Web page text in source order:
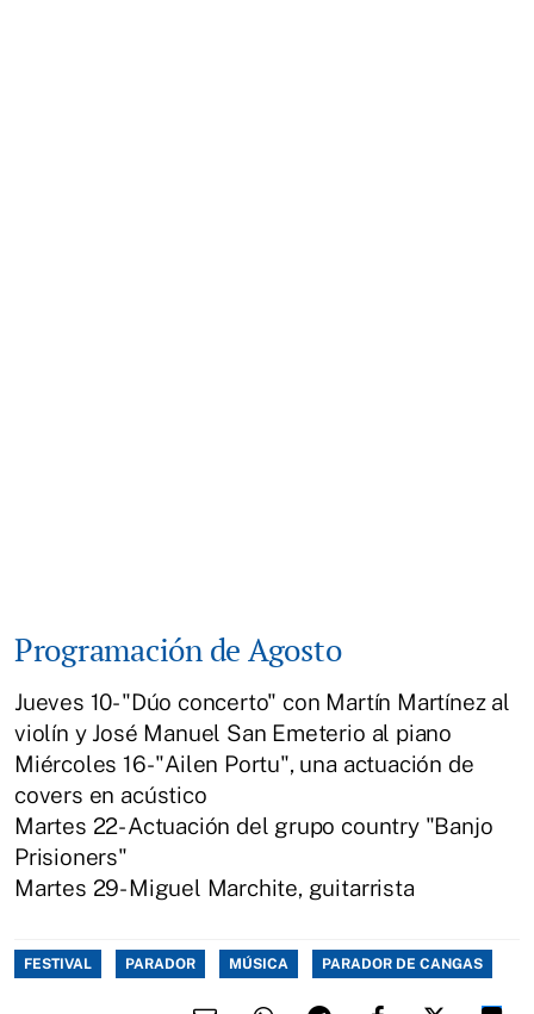
Programación de Agosto
Jueves 10- "Dúo concerto" con Martín Martínez al
violín y José Manuel San Emeterio al piano
Miércoles 16- "Ailen Portu", una actuación de
covers en acústico
Martes 22- Actuación del grupo country "Banjo
Prisioners"
Martes 29- Miguel Marchite, guitarrista
FESTIVAL PARADOR MÚSICA PARADOR DE CANGAS